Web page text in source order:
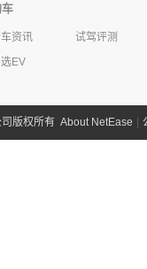
车
资讯
试驾评测
EV
版权所有 About NetEase